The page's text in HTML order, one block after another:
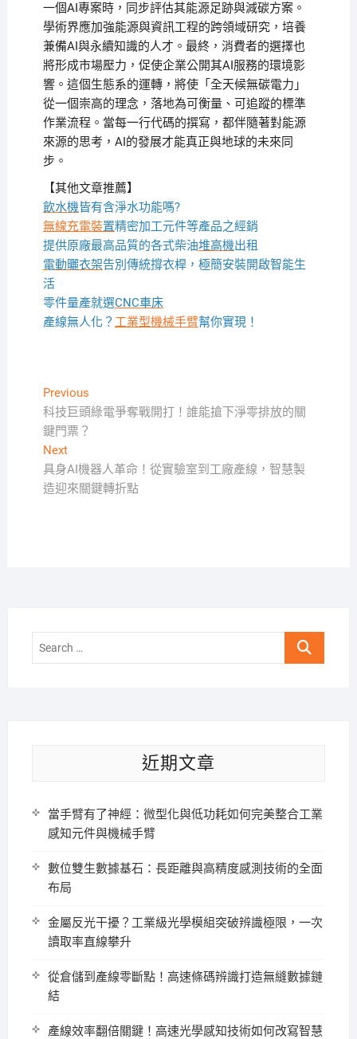
一個AI專案時，同步評估其能源足跡與減碳方案。
學術界應加強能源與資訊工程的跨領域研究，培養
兼備AI與永續知識的人才。最終，消費者的選擇也
將形成市場壓力，促使企業公開其AI服務的環境影
響。這個生態系的運轉，將使「全天候無碳電力」
從一個崇高的理念，落地為可衡量、可追蹤的標準
作業流程。當每一行代碼的撰寫，都伴隨著對能源
來源的思考，AI的發展才能真正與地球的未來同
步。
【其他文章推薦】
飲水機皆有含淨水功能嗎?
無線充電裝置精密加工元件等產品之經銷
提供原廠最高品質的各式柴油堆高機出租
電動曬衣架告別傳統撐衣桿，極簡安裝開啟智能生
活
零件量產就選CNC車床
產線無人化？ 工業型機械手臂幫你實現！
文
章
導
覽
PreviousPrevious
post:
科技巨頭綠電爭奪戰開打！誰能搶下淨零排放的關
鍵門票？
NextNext
post:
具身AI機器人革命！從實驗室到工廠產線，智慧製
造迎來關鍵轉折點
Search
近期文章
當手臂有了神經：微型化與低功耗如何完美整合工業
感知元件與機械手臂
數位雙生數據基石：長距離與高精度感測技術的全面
布局
金屬反光干擾？工業級光學模組突破辨識極限，一次
讀取率直線攀升
從倉儲到產線零斷點！高速條碼辨識打造無縫數據鏈
結
產線效率翻倍關鍵！高速光學感知技術如何改寫智慧